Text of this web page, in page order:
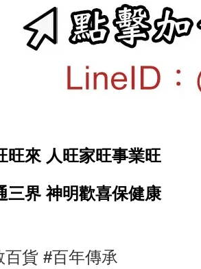
旺來 人旺家旺事業旺
三界 神明歡喜保健康
貨 #百年傳承